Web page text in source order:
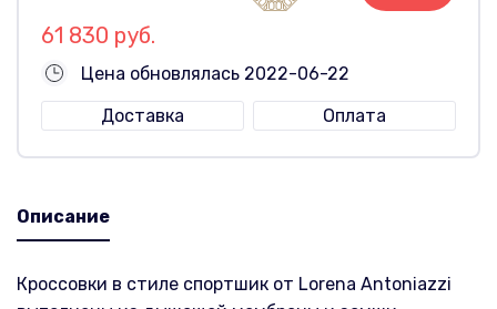
61 830 руб.
Цена обновлялась 2022-06-22
Доставка
Оплата
Описание
Кроссовки в стиле спортшик от Lorena Antoniazzi